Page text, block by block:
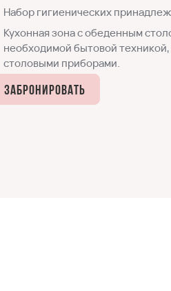
Набор гигиенических
Кухонная зона с обеденным
необходимой бытовой
столовыми приборами.
Забронировать